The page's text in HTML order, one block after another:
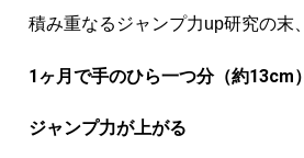
積み重なるジャンプ力up研究の末、
1ヶ月で手のひら一つ分（約13cm）
ジャンプ力が上がる